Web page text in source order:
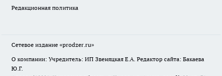
Редакционная политика
Сетевое издание «prodzer.ru»
О компании: Учредитель: ИП Звеняцкая Е.А. Редактор сайта: Бакаева
Ю.Г.